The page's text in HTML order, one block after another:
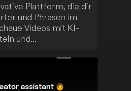
Plattform, die dir
und Phrasen im
Videos mit KI-
und
Zu den
Inhalten, die